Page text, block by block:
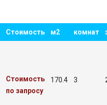
Стоимость м2 комнат
Стоимость
по запросу
170.4 3